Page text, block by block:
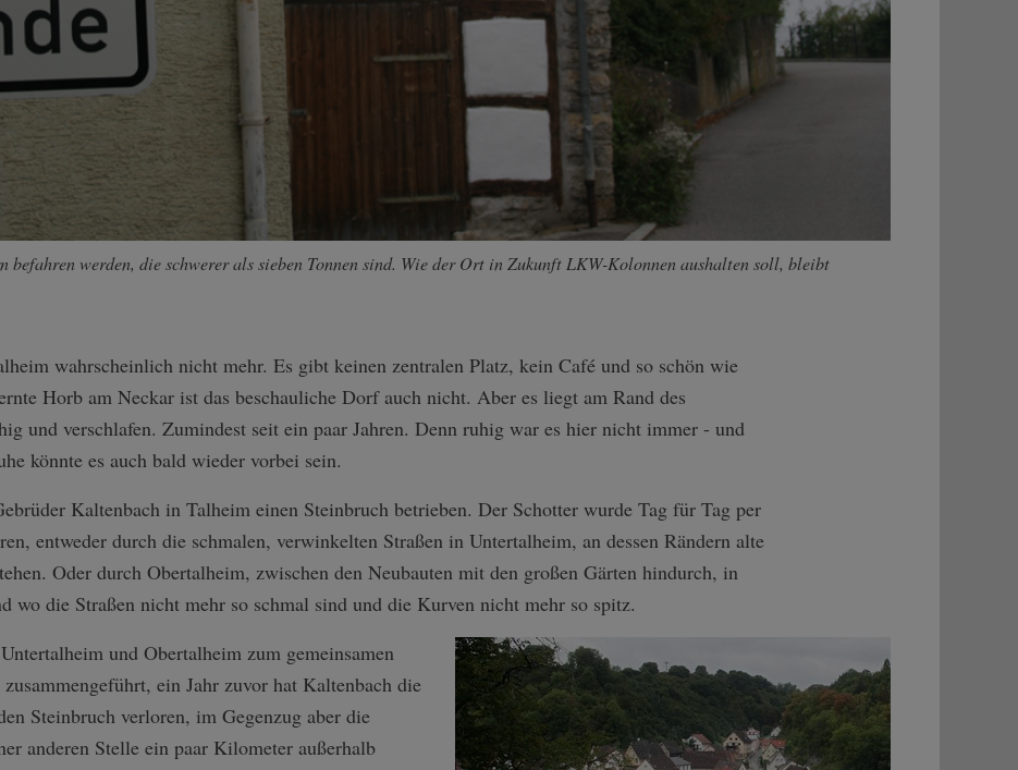
werden, die schwerer als sieben Tonnen sind. Wie der Ort in Zukunft LKW-Kolonnen aushalten soll, bleibt
wahrscheinlich nicht mehr. Es gibt keinen zentralen Platz, kein Café und so schön wie
Horb am Neckar ist das beschauliche Dorf auch nicht. Aber es liegt am Rand des
und verschlafen. Zumindest seit ein paar Jahren. Denn ruhig war es hier nicht immer - und
könnte es auch bald wieder vorbei sein.
Kaltenbach in Talheim einen Steinbruch betrieben. Der Schotter wurde Tag für Tag per
entweder durch die schmalen, verwinkelten Straßen in Untertalheim, an dessen Rändern alte
Oder durch Obertalheim, zwischen den Neubauten mit den großen Gärten hindurch, in
wo die Straßen nicht mehr so schmal sind und die Kurven nicht mehr so spitz.
und Obertalheim zum gemeinsamen
ein Jahr zuvor hat Kaltenbach die
Steinbruch verloren, im Gegenzug aber die
anderen Stelle ein paar Kilometer außerhalb